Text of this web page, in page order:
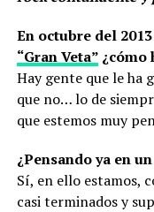
En octubre del
“Gran Veta”¿cómo
Hay gente que le ha
que no… lo de
que estemos muy
¿Pensando ya en
Sí, en ello estamos,
casi terminados y